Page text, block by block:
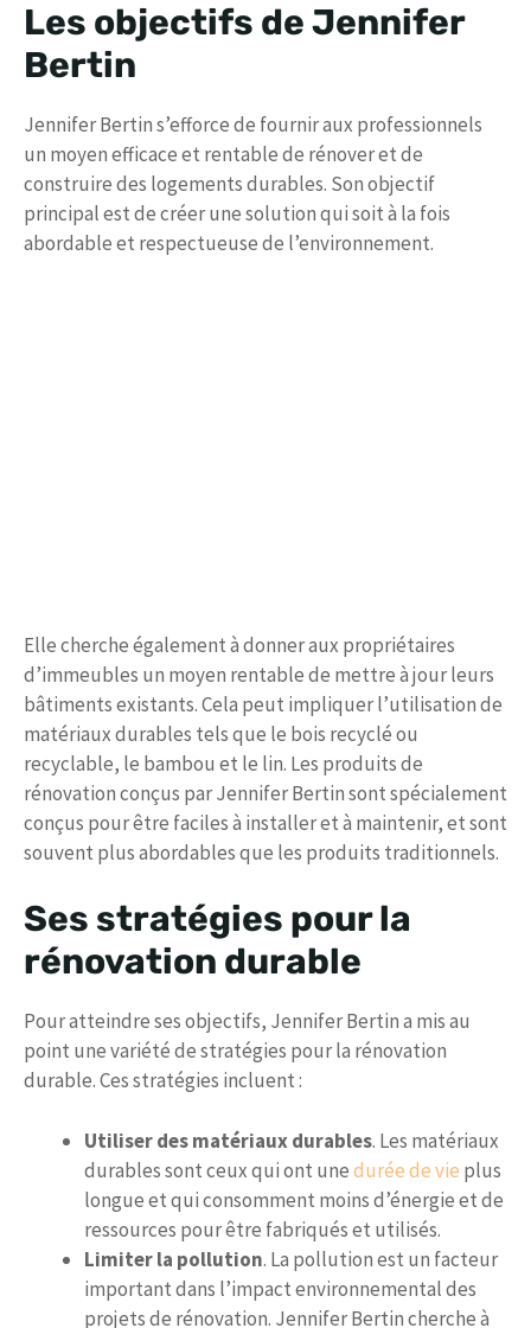
Les objectifs de Jennifer
Bertin
Jennifer Bertin s’efforce de fournir aux professionnels
un moyen efficace et rentable de rénover et de
construire des logements durables. Son objectif
principal est de créer une solution qui soit à la fois
abordable et respectueuse de l’environnement.
Elle cherche également à donner aux propriétaires
d’immeubles un moyen rentable de mettre à jour leurs
bâtiments existants. Cela peut impliquer l’utilisation de
matériaux durables tels que le bois recyclé ou
recyclable, le bambou et le lin. Les produits de
rénovation conçus par Jennifer Bertin sont spécialement
conçus pour être faciles à installer et à maintenir, et sont
souvent plus abordables que les produits traditionnels.
Ses stratégies pour la
rénovation durable
Pour atteindre ses objectifs, Jennifer Bertin a mis au
point une variété de stratégies pour la rénovation
durable. Ces stratégies incluent :
Utiliser des matériaux durables. Les matériaux
durables sont ceux qui ont unedurée de vie plus
longue et qui consomment moins d’énergie et de
ressources pour être fabriqués et utilisés.
Limiter la pollution. La pollution est un facteur
important dans l’impact environnemental des
projets de rénovation. Jennifer Bertin cherche à